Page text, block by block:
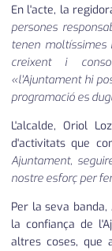
En l'acte, la
persones
tenen moltíssimes
creixent i
«l'Ajuntament hi
programació es
L'alcalde, Oriol
d'activitats que
Ajuntament,
nostre esforç per
Per la seva
la confiança de
altres coses, que